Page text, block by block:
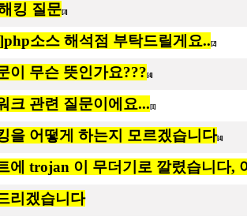
킹 질문[3]
소스 해석점 부탁드릴게요.. [2]
이 무슨 뜻인가요??? [4]
크 관련 질문이에요... [1]
을 어떻게 하는지 모르겠습니다[4]
에 trojan 이 무더기로 깔렸습니다,
리겠습니다